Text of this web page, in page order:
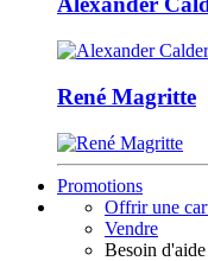
René Magritte
Promotions
Offrir une
Vendre
Besoin d'aide